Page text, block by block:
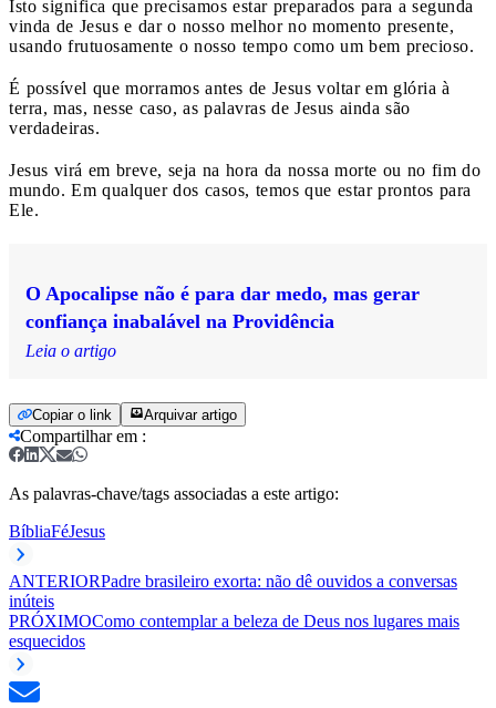
Isto significa que precisamos estar preparados para a segunda
vinda de Jesus e dar o nosso melhor no momento presente,
usando frutuosamente o nosso tempo como um bem precioso.
É possível que morramos antes de Jesus voltar em glória à
terra, mas, nesse caso, as palavras de Jesus ainda são
verdadeiras.
Jesus virá em breve, seja na hora da nossa morte ou no fim do
mundo. Em qualquer dos casos, temos que estar prontos para
Ele.
O Apocalipse não é para dar medo, mas gerar
confiança inabalável na Providência
Leia o artigo
Copiar o link Arquivar artigo
Compartilhar em :
As palavras-chave/tags associadas a este artigo:
BíbliaFéJesus
ANTERIORPadre brasileiro exorta: não dê ouvidos a conversas
inúteis
PRÓXIMOComo contemplar a beleza de Deus nos lugares mais
esquecidos